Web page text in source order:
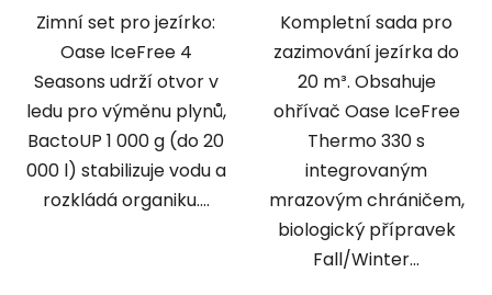
Zimní set pro jezírko:
Oase IceFree 4
Seasons udrží otvor v
ledu pro výměnu plynů,
BactoUP 1 000 g (do 20
000 l) stabilizuje vodu a
rozkládá organiku....
Kompletní sada pro
zazimování jezírka do
20 m³. Obsahuje
ohřívač Oase IceFree
Thermo 330 s
integrovaným
mrazovým chráničem,
biologický přípravek
Fall/Winter...